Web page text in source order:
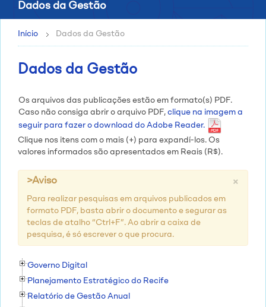
Dados da Gestão
Início Dados da Gestão
Dados da Gestão
Os arquivos das publicações estão em formato(s) PDF.
Caso não consiga abrir o arquivo PDF, clique na imagem a
seguir para fazer o download do Adobe Reader.
Clique nos itens com o mais (+) para expandí-los. Os
valores informados são apresentados em Reais (R$).
×
>Aviso
Para realizar pesquisas em arquivos publicados em
formato PDF, basta abrir o documento e segurar as
teclas de atalho “Ctrl+F”. Ao abrir a caixa de
pesquisa, é só escrever o que procura.
Governo Digital
Planejamento Estratégico do Recife
Relatório de Gestão Anual